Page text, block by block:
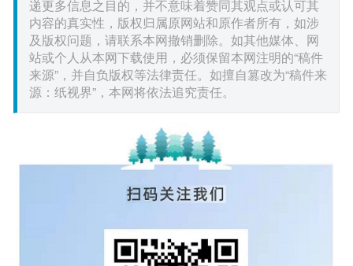
递更多信息之目的，并不意味着赞同其观点或认可其
内容的真实性，版权归属原网站和原作者所有，如涉
及版权问题，请联系本网撤销删除。如其他媒体、网
站或个人从本网下载使用，必须保留本网注明的“稿件
来源”，并自负版权等法律责任。如擅自篡改为“稿件来
源：纸视界”，本网将依法追究责任。